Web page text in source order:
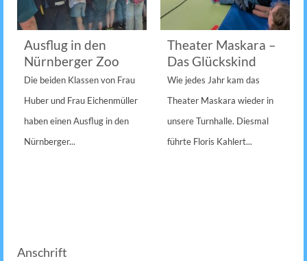
Ausflug in den
Nürnberger Zoo
Die beiden Klassen von Frau
Huber und Frau Eichenmüller
haben einen Ausflug in den
Nürnberger...
Theater Maskara –
Das Glückskind
Wie jedes Jahr kam das
Theater Maskara wieder in
unsere Turnhalle. Diesmal
führte Floris Kahlert...
Anschrift